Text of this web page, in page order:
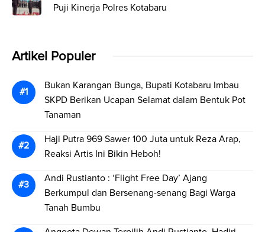
Puji Kinerja Polres Kotabaru
Artikel Populer
Bukan Karangan Bunga, Bupati Kotabaru Imbau
SKPD Berikan Ucapan Selamat dalam Bentuk Pot
Tanaman
Haji Putra 969 Sawer 100 Juta untuk Reza Arap,
Reaksi Artis Ini Bikin Heboh!
Andi Rustianto : ‘Flight Free Day’ Ajang
Berkumpul dan Bersenang-senang Bagi Warga
Tanah Bumbu